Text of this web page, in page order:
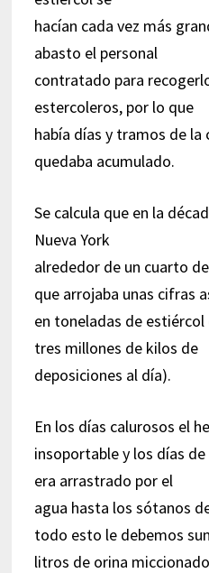
hacían cada vez más
abasto el personal
contratado para
estercoleros, por lo que
había días y tramos de la
quedaba acumulado.
Se calcula que en la
Nueva York
alrededor de un cuarto
que arrojaba unas cifras
en toneladas de
tres millones de kilos de
deposiciones al día).
En los días calurosos el
insoportable y los días
era arrastrado por el
agua hasta los sótanos
todo esto le debemos
litros de orina